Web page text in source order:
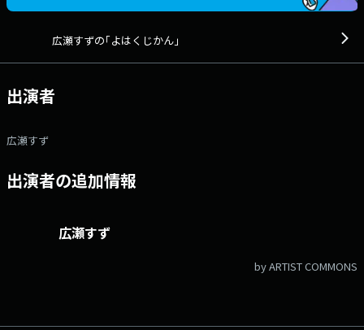
広瀬すずの｢よはくじかん｣
出演者
広瀬すず
出演者の追加情報
広瀬すず
by ARTIST COMMONS